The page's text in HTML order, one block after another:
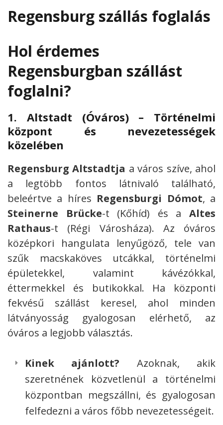
Regensburg szállás foglalás
Hol érdemes
Regensburgban szállást
foglalni?
1. Altstadt (Óváros) – Történelmi
központ és nevezetességek
közelében
Regensburg Altstadtja a város szíve, ahol
a legtöbb fontos látnivaló található,
beleértve a híres Regensburgi Dómot, a
Steinerne Brücke-t (Kőhíd) és aAltes
Rathaus-t (Régi Városháza). Az óváros
középkori hangulata lenyűgöző, tele van
szűk macskaköves utcákkal, történelmi
épületekkel, valamint kávézókkal,
éttermekkel és butikokkal. Ha központi
fekvésű szállást keresel, ahol minden
látványosság gyalogosan elérhető, az
óváros a legjobb választás.
Kinek ajánlott? Azoknak, akik
szeretnének közvetlenül a történelmi
központban megszállni, és gyalogosan
felfedezni a város főbb nevezetességeit.